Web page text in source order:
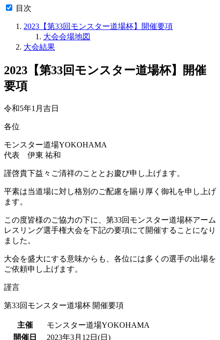
目次
2023【第33回モンスター道場杯】開催要項
大会会場地図
大会結果
2023【第33回モンスター道場杯】開催
要項
令和5年1月吉日
各位
モンスター道場YOKOHAMA
代表 伊東 祐和
謹啓貴下益々ご清祥のこととお慶び申し上げます。
平素は当道場に対し格別のご配慮を賜り厚く御礼を申し上げ
ます。
この度皆様のご協力の下に、第33回モンスター道場杯アーム
レスリング選手権大会を下記の要項にて開催することになり
ました。
大会を盛大にする意味からも、各位には多くの選手の出場を
ご依頼申し上げます。
謹言
第33回モンスター道場杯 開催要項
主催
モンスター道場YOKOHAMA
開催日
2023年3月12日(日)